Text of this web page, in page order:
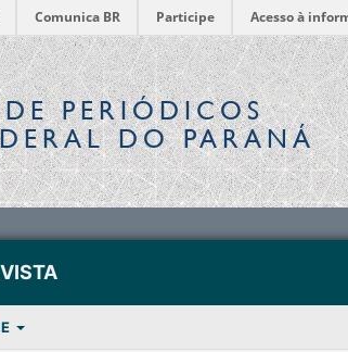
Comunica BR Participe Acesso à
PERIÓDICOS
DO PARANÁ